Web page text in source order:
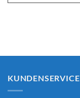
KUNDENSERVICE